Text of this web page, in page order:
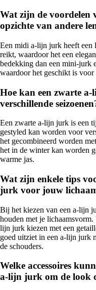
Wat zijn de voordelen
opzichte van andere
Een midi a-lijn jurk heeft een
reikt, waardoor het een
bedekking dan een mini-jurk
waardoor het geschikt is
Hoe kan een zwarte
verschillende
Een zwarte a-lijn jurk is een
gestyled kan worden voor
het gecombineerd worden
het in de winter kan worden
warme jas.
Wat zijn enkele tips
jurk voor jouw
Bij het kiezen van een a-lijn
houden met je
lijn jurk kiezen met een
goed uitziet in een a-lijn jurk
de schouders.
Welke accessoires
a-lijn jurk om de look